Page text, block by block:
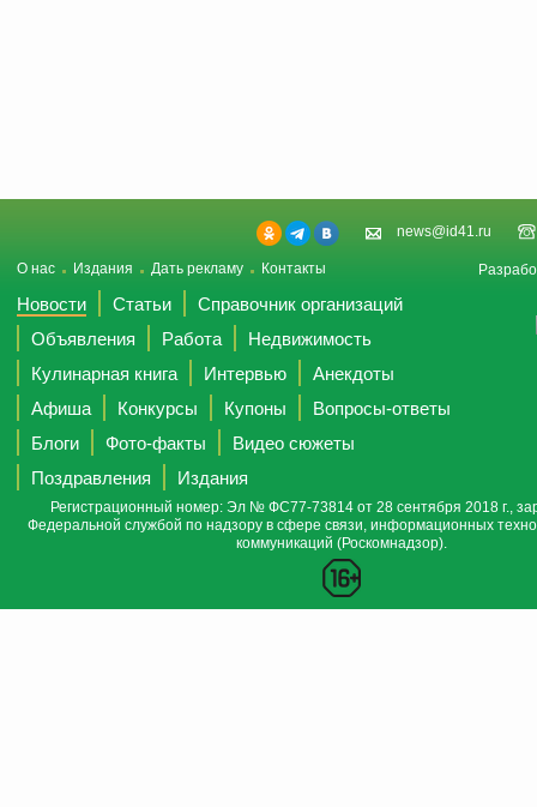
news@id41.ru
О нас Издания Дать рекламу Контакты
Новости Статьи
Справочник организаций
Объявления
Работа
Недвижимость
Кулинарная книга
Интервью
Анекдоты
Афиша
Конкурсы Купоны
Вопросы-ответы
Блоги
Фото-факты
Видео сюжеты
Поздравления
Издания
Регистрационный номер: Эл № ФС77-73814 от 28 сентября 2018 г.,
Федеральной службой по надзору в сфере связи, информационных
коммуникаций (Роскомнадзор).